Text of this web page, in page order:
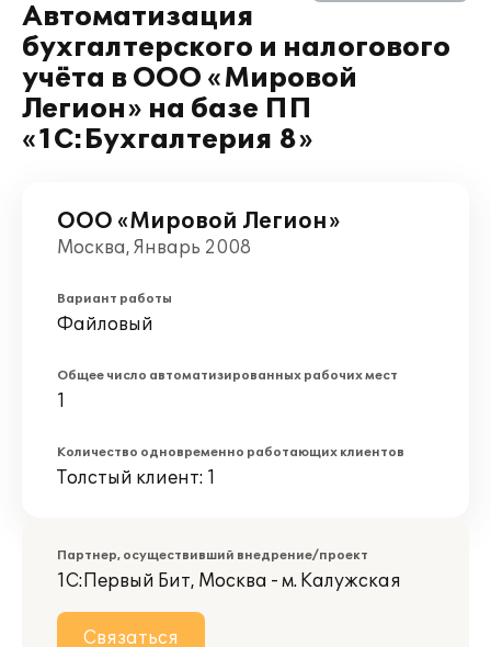
Автоматизация
бухгалтерского и налогового
учёта в ООО «Мировой
Легион» на базе ПП
«1С:Бухгалтерия 8»
ООО «Мировой Легион»
Москва, Январь 2008
Вариант работы
Файловый
Общее число автоматизированных рабочих мест
1
Количество одновременно работающих клиентов
Толстый клиент: 1
Партнер, осуществивший внедрение/проект
1С:Первый Бит, Москва - м. Калужская
Связаться